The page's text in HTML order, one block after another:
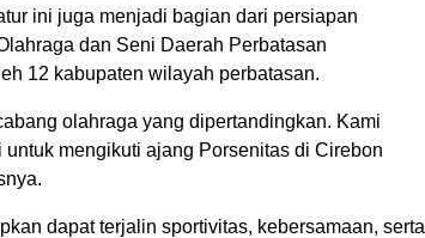
ini juga menjadi bagian dari persiapan
dan Seni Daerah Perbatasan
12 kabupaten wilayah perbatasan.
olahraga yang dipertandingkan. Kami
mengikuti ajang Porsenitas di Cirebon
dapat terjalin sportivitas, kebersamaan, serta